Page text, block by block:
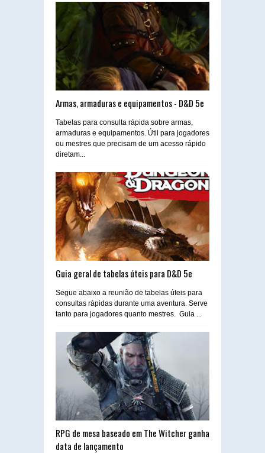
Armas, armaduras e equipamentos - D&D 5e
Tabelas para consulta rápida sobre armas,
armaduras e equipamentos. Útil para jogadores
ou mestres que precisam de um acesso rápido
diretam...
Guia geral de tabelas úteis para D&D 5e
Segue abaixo a reunião de tabelas úteis para
consultas rápidas durante uma aventura. Serve
tanto para jogadores quanto mestres. Guia ...
RPG de mesa baseado em The Witcher ganha
data de lançamento